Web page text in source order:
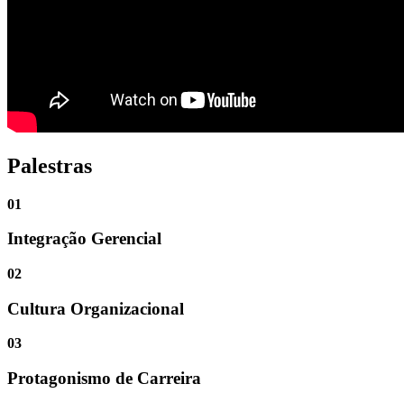
Palestras
01
Integração Gerencial
02
Cultura Organizacional
03
Protagonismo de Carreira